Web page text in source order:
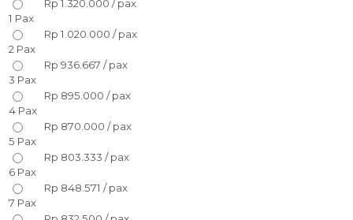
1 Pax
Rp 1.320.000 / pax
2 Pax
Rp 1.020.000 / pax
3 Pax
Rp 936.667 / pax
4 Pax
Rp 895.000 / pax
5 Pax
Rp 870.000 / pax
6 Pax
Rp 803.333 / pax
7 Pax
Rp 848.571 / pax